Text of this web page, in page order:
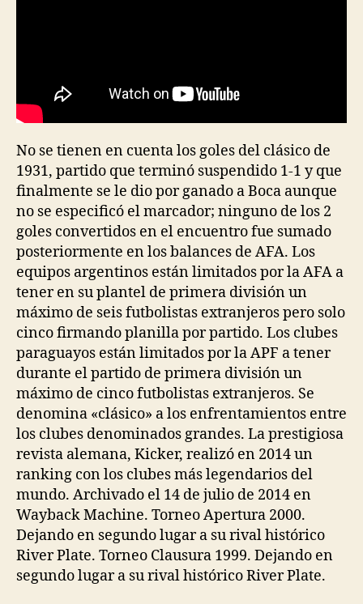
No se tienen en cuenta los goles del clásico de
1931, partido que terminó suspendido 1-1 y que
finalmente se le dio por ganado a Boca aunque
no se especificó el marcador; ninguno de los 2
goles convertidos en el encuentro fue sumado
posteriormente en los balances de AFA. Los
equipos argentinos están limitados por la AFA a
tener en su plantel de primera división un
máximo de seis futbolistas extranjeros pero solo
cinco firmando planilla por partido. Los clubes
paraguayos están limitados por la APF a tener
durante el partido de primera división un
máximo de cinco futbolistas extranjeros. Se
denomina «clásico» a los enfrentamientos entre
los clubes denominados grandes. La prestigiosa
revista alemana, Kicker, realizó en 2014 un
ranking con los clubes más legendarios del
mundo. Archivado el 14 de julio de 2014 en
Wayback Machine. Torneo Apertura 2000.
Dejando en segundo lugar a su rival histórico
River Plate. Torneo Clausura 1999. Dejando en
segundo lugar a su rival histórico River Plate.